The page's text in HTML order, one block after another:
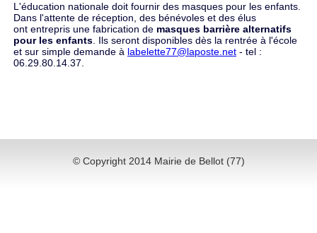
L'éducation nationale doit fournir des masques pour les enfants.
Dans l'attente de réception, des bénévoles et des élus
ont entrepris une fabrication de masques barrière alternatifs
pour les enfants. Ils seront disponibles dès la rentrée à l'école
et sur simple demande à labelette77@laposte.net - tel :
06.29.80.14.37.
© Copyright 2014 Mairie de Bellot (77)